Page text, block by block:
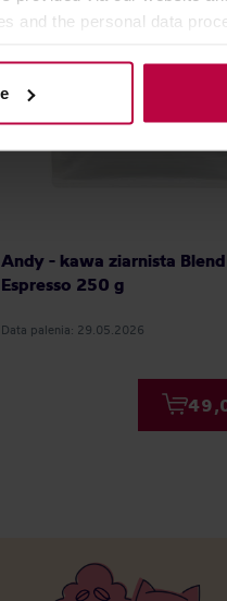
and the personal data
Andy - kawa ziarnista Blend
Espresso 250 g
Data palenia: 29.05.2026